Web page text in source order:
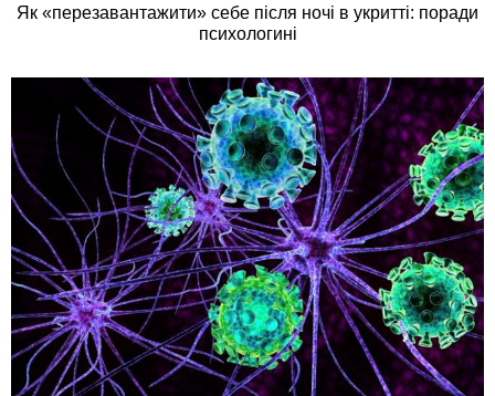
Як «перезавантажити» себе після ночі в укритті: поради
психологині